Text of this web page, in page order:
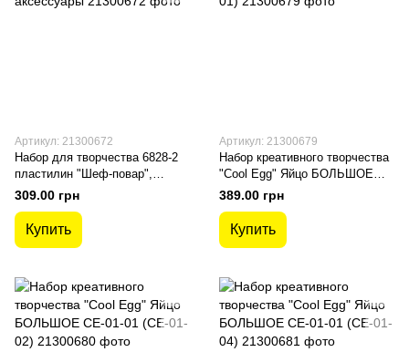
Артикул: 21300672
Набор для творчества 6828-2
пластилин "Шеф-повар",
формочки, аксессуары
309.00 грн
Купить
Артикул: 21300679
Набор креативного творчества
"Cool Egg" Яйцо БОЛЬШОЕ
CE-01-01 (CE-01-01)
389.00 грн
Купить